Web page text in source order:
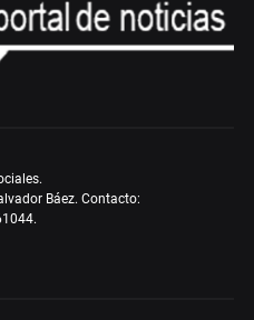
Báez. Contacto: